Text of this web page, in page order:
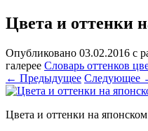
Цвета и оттенки
Опубликовано 03.02.2016 с
галерее Словарь оттенков
← Предыдущее Следующее
Цвета и оттенки на